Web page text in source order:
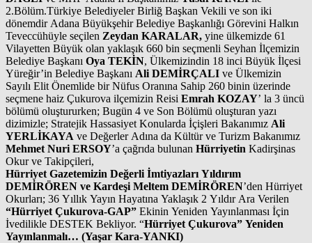
2.Bölüm.Türkiye Belediyeler Birliğ Başkan Vekili ve son iki
dönemdir Adana Büyükşehir Belediye Başkanlığı Görevini Halkın
Teveccühüyle seçilen Zeydan KARALAR, yine ülkemizde 61
Vilayetten Büyük olan yaklaşık 660 bin seçmenli Seyhan İlçemizin
Belediye Başkanı Oya TEKİN, Ülkemizindin 18 inci Büyük İlçesi
Yüreğir’in Belediye Başkanı Ali DEMİRÇALI ve Ülkemizin
Sayılı Elit Önemlide bir Nüfus Oranına Sahip 260 binin üzerinde
seçmene haiz Çukurova ilçemizin Reisi Emrah KOZAY’ la 3 üncü
bölümü oluştururken; Bugün 4 ve Son Bölümü oluşturan yazı
dizimizle; Stratejik Hassasiyet Konularda İçişleri Bakanımız Ali
YERLİKAYA ve Değerler Adına da Kültür ve Turizm Bakanımız
Mehmet Nuri ERSOY’a çağrıda bulunan Hürriyetin Kadirşinas
Okur ve Takipçileri,
Hürriyet Gazetemizin Değerli İmtiyazları Yıldırım
DEMİRÖREN ve Kardeşi Meltem DEMİRÖREN’den Hürriyet
Okurları; 36 Yıllık Yayın Hayatına Yaklaşık 2 Yıldır Ara Verilen
“Hürriyet Çukurova-GAP” Ekinin Yeniden Yayınlanması İçin
İvedilikle DESTEK Bekliyor. “Hürriyet Çukurova” Yeniden
Yayınlanmalı… (Yaşar Kara-YANKI)